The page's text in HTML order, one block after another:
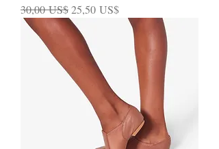
Precio
30,00 US$Precio de oferta
25,50 US$